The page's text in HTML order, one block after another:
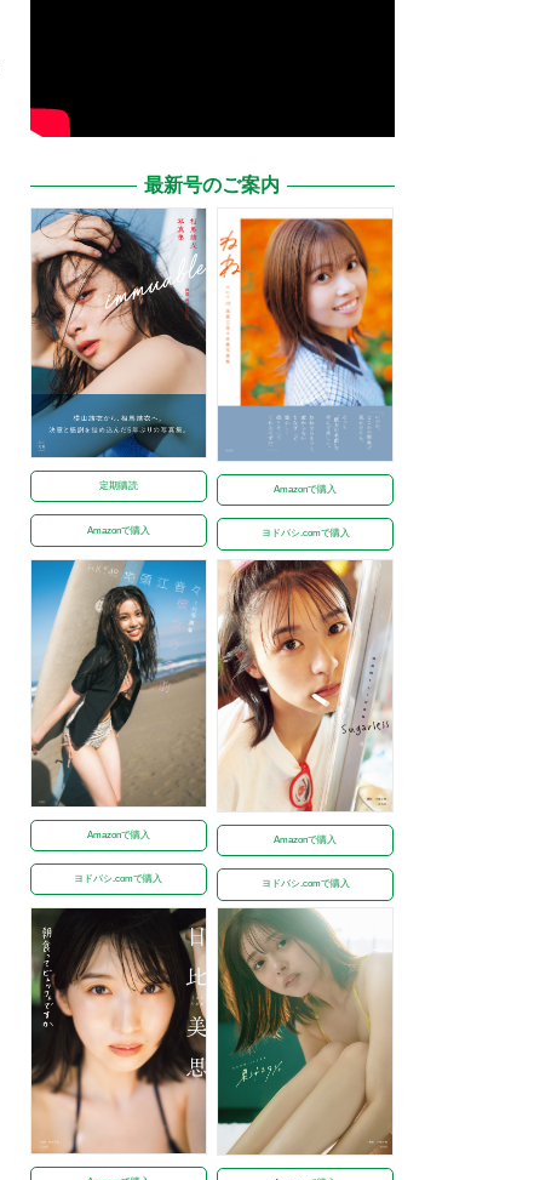
最新号のご案内
定期購読
Amazonで購入
Amazonで購入
ヨドバシ.comで購入
Amazonで購入
ヨドバシ.comで購入
Amazonで購入
ヨドバシ.comで購入